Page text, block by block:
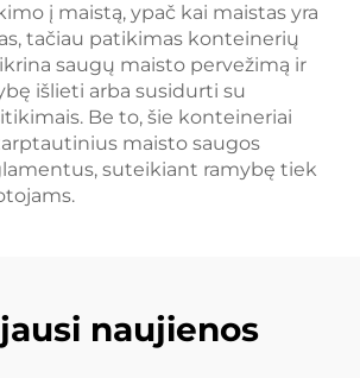
į maistą, ypač kai maistas yra
tačiau patikimas konteinerių
saugų maisto pervežimą ir
išlieti arba susidurti su
Be to, šie konteineriai
maisto saugos
suteikiant ramybę tiek
naujienos